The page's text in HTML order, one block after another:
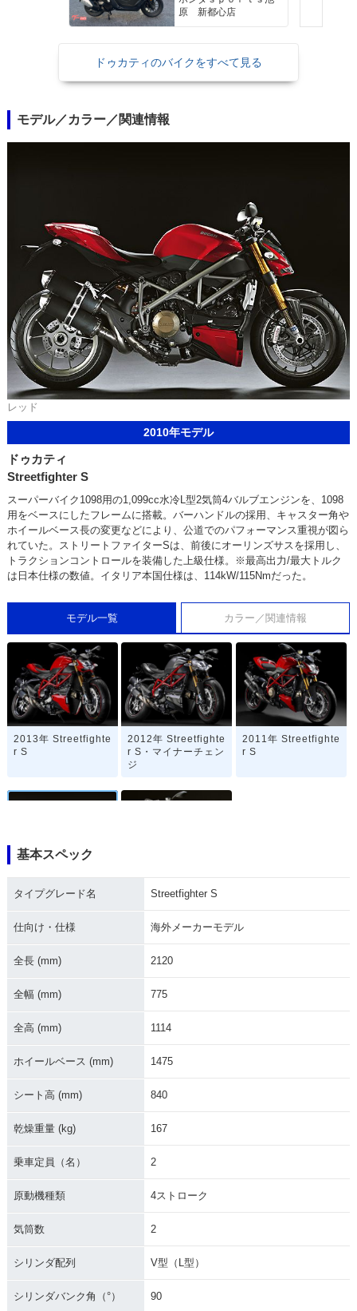
グレー スマートキ
ー ２９Ｌメットイ
原 新都心店
ドゥカティのバイクをすべて見る
モデル／カラー／関連情報
レッド
2010年モデル
ドゥカティ
Streetfighter S
スーパーバイク1098用の1,099cc水冷L型2気筒4バルブエンジンを、1098
用をベースにしたフレームに搭載。バーハンドルの採用、キャスター角や
ホイールベース長の変更などにより、公道でのパフォーマンス重視が図ら
れていた。ストリートファイターSは、前後にオーリンズサスを採用し、
トラクションコントロールを装備した上級仕様。※最高出力/最大トルク
は日本仕様の数値。イタリア本国仕様は、114kW/115Nmだった。
モデル一覧 カラー／関連情報
2013年 Streetfighte
r S
2012年 Streetfighte
r S・マイナーチェン
ジ
2011年 Streetfighte
r S
2010年 Streetfighte
r S
r S・新登場
基本スペック
タイプグレード名 Streetfighter S
仕向け・仕様 海外メーカーモデル
全長 (mm) 2120
全幅 (mm) 775
全高 (mm) 1114
ホイールベース (mm) 1475
シート高 (mm) 840
乾燥重量 (kg) 167
乗車定員（名） 2
原動機種類 4ストローク
気筒数 2
シリンダ配列 V型（L型）
シリンダバンク角（°） 90